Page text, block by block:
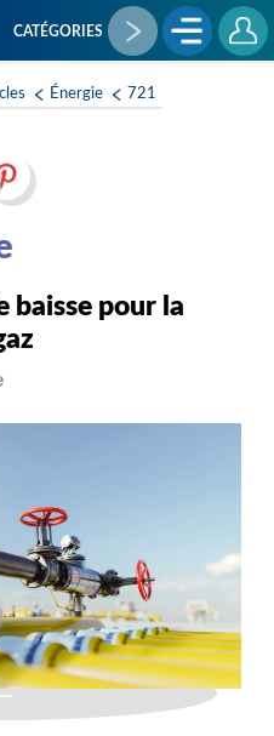
CATÉGORIES
Énergie 721
baisse pour la